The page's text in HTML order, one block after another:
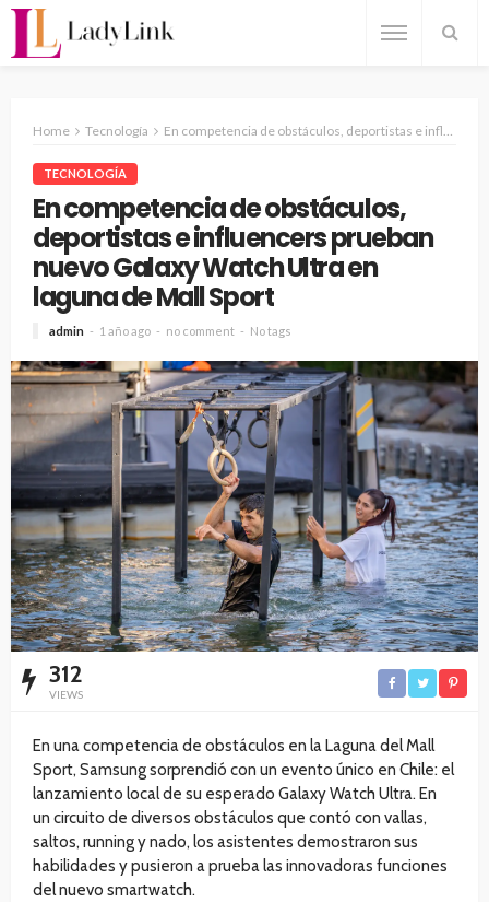
Home Tecnología En competencia de obstáculos, deportistas e influencers prueban nuevo Galaxy Watch Ultra en laguna de Mall Sport
TECNOLOGÍA
En competencia de obstáculos,
deportistas e influencers prueban
nuevo Galaxy Watch Ultra en
laguna de Mall Sport
admin 1 año ago no comment No tags
312
VIEWS
En una competencia de obstáculos en la Laguna del Mall
Sport, Samsung sorprendió con un evento único en Chile: el
lanzamiento local de su esperado Galaxy Watch Ultra. En
un circuito de diversos obstáculos que contó con vallas,
saltos, running y nado, los asistentes demostraron sus
habilidades y pusieron a prueba las innovadoras funciones
del nuevo smartwatch.